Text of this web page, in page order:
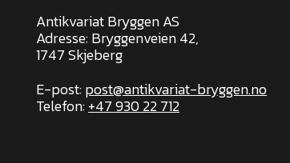
Antikvariat Bryggen AS
Adresse: Bryggenveien 42,
1747 Skjeberg
E-post:post@antikvariat-bryggen.no
Telefon:+47 930 22 712